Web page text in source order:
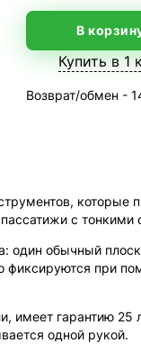
В
Купить в 1
Возврат/обмен -
с тонкими
один обычный
фиксируются при
имеет гарантию
одной рукой.